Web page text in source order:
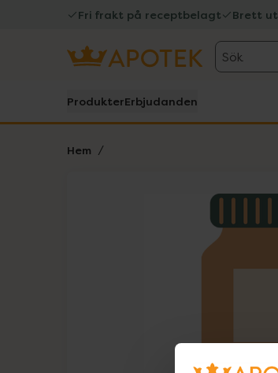
Fri frakt på receptbelagt Brett
Sök
ProdukterErbjudanden
Hem
Lista: . Innehåller 1